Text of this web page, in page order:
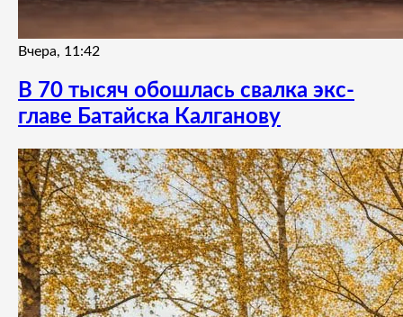
Вчера, 11:42
В 70 тысяч обошлась свалка экс-
главе Батайска Калганову